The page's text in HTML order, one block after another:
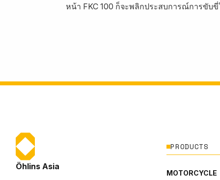
หน้า FKC 100 ก็จะพลิกประสบการณ์การขับ
Öhlins Asia
PRODUCTS
MOTORCYCLE